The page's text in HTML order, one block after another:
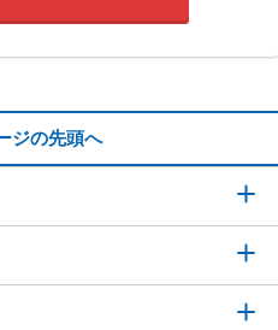
ジの先頭へ